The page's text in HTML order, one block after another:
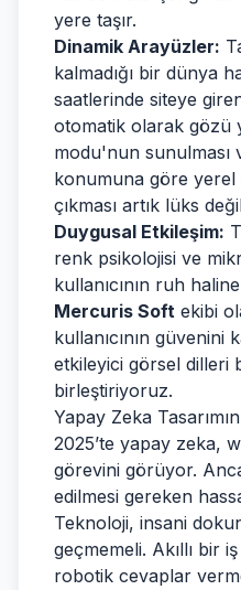
yere taşır.
Dinamik Arayüzler:
kalmadığı bir dünya
saatlerinde siteye
otomatik olarak gözü
modu'nun sunulması
konumuna göre
çıkması artık lüks
Duygusal Etkileşim:
renk psikolojisi ve
kullanıcının ruh
Mercuris Soft ekibi
kullanıcının güvenini
etkileyici görsel dilleri
birleştiriyoruz.
Yapay Zeka
2025’te yapay zeka,
görevini görüyor.
edilmesi gereken
Teknoloji, insani
geçmemeli. Akıllı bir
robotik cevaplar